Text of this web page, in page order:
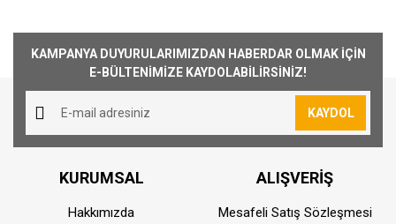
KAMPANYA DUYURULARIMIZDAN HABERDAR OLMAK İÇİN
E-BÜLTENİMİZE KAYDOLABİLİRSİNİZ!
KAYDOL
KURUMSAL
Hakkımızda
ALIŞVERİŞ
Mesafeli Satış Sözleşmesi